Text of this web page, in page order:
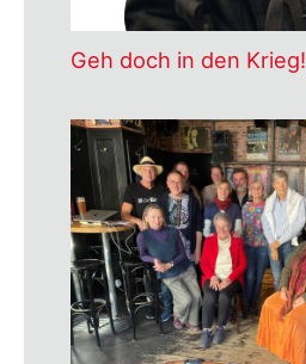
Geh doch in den Krieg!